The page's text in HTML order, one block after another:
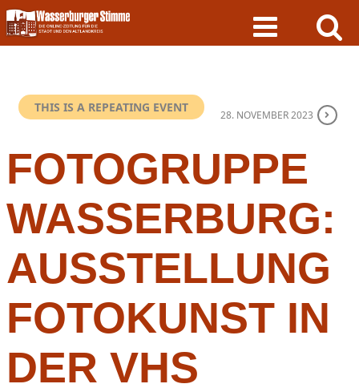
Skip
to
content
THIS IS A REPEATING EVENT
28. NOVEMBER 2023
FOTOGRUPPE
WASSERBURG:
AUSSTELLUNG
FOTOKUNST IN
DER VHS